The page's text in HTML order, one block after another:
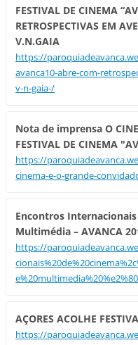
FESTIVAL DE CINEMA
RETROSPECTIVAS EM
V.N.GAIA
https://
avanca10-abre-com-
v-n-gaia-/
Nota de imprensa O
FESTIVAL DE CINEMA
https://
cinema-e-o-grande-
Encontros
Multimédia – AVANCA
https://
AÇORES ACOLHE
https://